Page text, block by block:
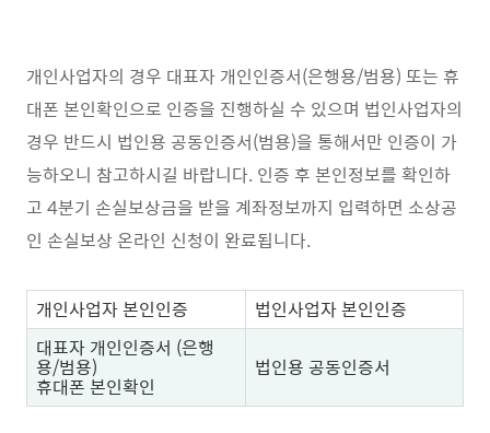
개인사업자의 경우 대표자 개인인증서(은행용/범용) 또는 휴
대폰 본인확인으로 인증을 진행하실 수 있으며 법인사업자의
경우 반드시 법인용 공동인증서(범용)을 통해서만 인증이 가
능하오니 참고하시길 바랍니다. 인증 후 본인정보를 확인하
고 4분기 손실보상금을 받을 계좌정보까지 입력하면 소상공
인 손실보상 온라인 신청이 완료됩니다.
개인사업자 본인인증
법인사업자 본인인증
대표자 개인인증서 (은행
용/범용)
휴대폰 본인확인
법인용 공동인증서